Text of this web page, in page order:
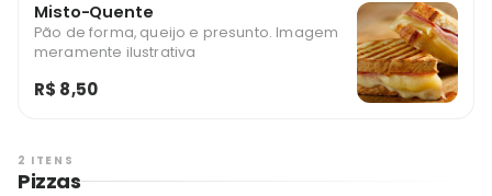
Misto-Quente
Pão de forma, queijo e presunto. Imagem
meramente ilustrativa
R$ 8,50
2 ITENS
Pizzas